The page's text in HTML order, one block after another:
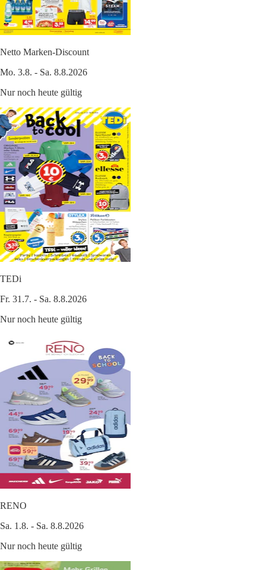
Netto Marken-Discount
Mo. 3.8. - Sa. 8.8.2026
Nur noch heute gültig
TEDi
Fr. 31.7. - Sa. 8.8.2026
Nur noch heute gültig
RENO
Sa. 1.8. - Sa. 8.8.2026
Nur noch heute gültig